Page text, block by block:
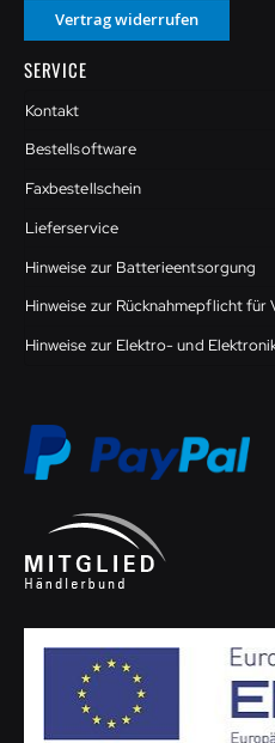
Vertrag widerrufen
SERVICE
Kontakt
Bestellsoftware
Faxbestellschein
Lieferservice
Hinweise zur Batterieentsorgung
Hinweise zur Rücknahmepflicht für
Hinweise zur Elektro- und